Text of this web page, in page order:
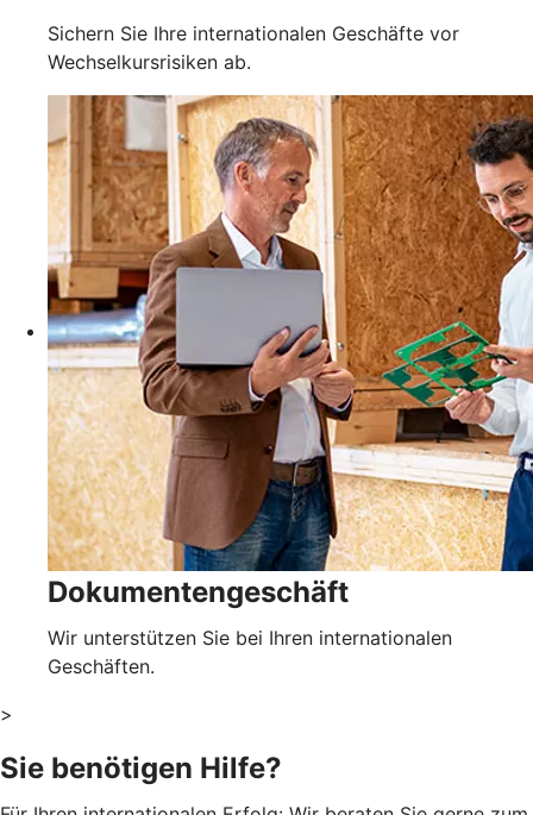
Sichern Sie Ihre internationalen Geschäfte vor
Wechselkursrisiken ab.
Dokumentengeschäft
Wir unterstützen Sie bei Ihren internationalen
Geschäften.
>
Sie benötigen Hilfe?